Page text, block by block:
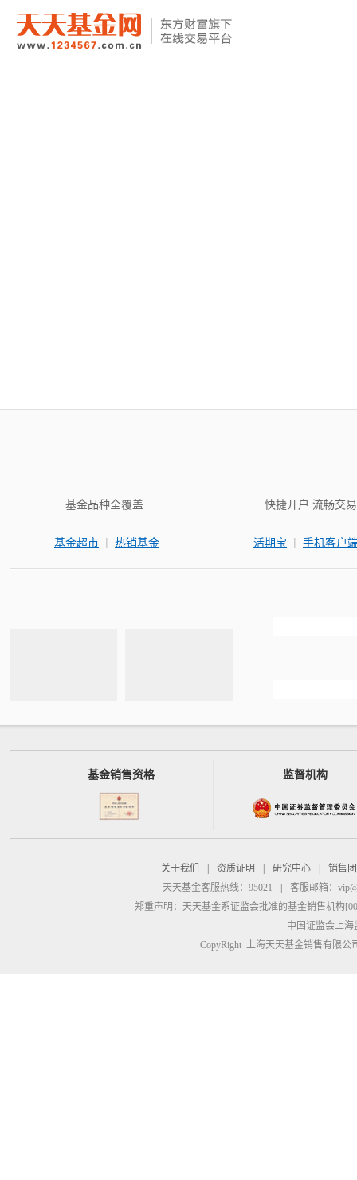
基金品种全覆盖
基金超市 | 热销基金
快捷开户 流畅交易
活期宝 | 手机客户
基金销售资格 监督机构
关于我们 资质证明 研究中心
销售
天天基金客服热线：95021
客服邮箱：
郑重声明： 天天基金系证监会批准的基金销售机构
中国证监会上
CopyRight 上海天天基金销售有限